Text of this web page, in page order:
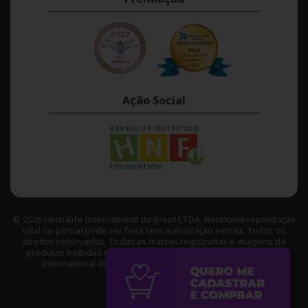
Ação Social
© 2026 Herbalife International do Brasil LTDA. Nenhuma reprodução
total ou parcial pode ser feita sem autorização escrita. Todos os
direitos reservados. Todas as marcas registradas e imagens de
produtos exibidas neste site são de propriedade da Herbalife
International do Brasil LTDA., salvo indicação contrária.